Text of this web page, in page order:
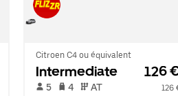
Citroen C4 ou équivalent
Intermediate 126
5 4 AT
126